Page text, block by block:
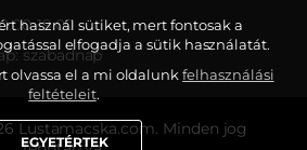
19:00
szabadnap
Lustamacska.com. Minden jog
használ sütiket, mert fontosak a
elfogadja a sütik használatát.
olvassa el a mi oldalunkfelhasználási
feltételeit.
EGYETÉRTEK